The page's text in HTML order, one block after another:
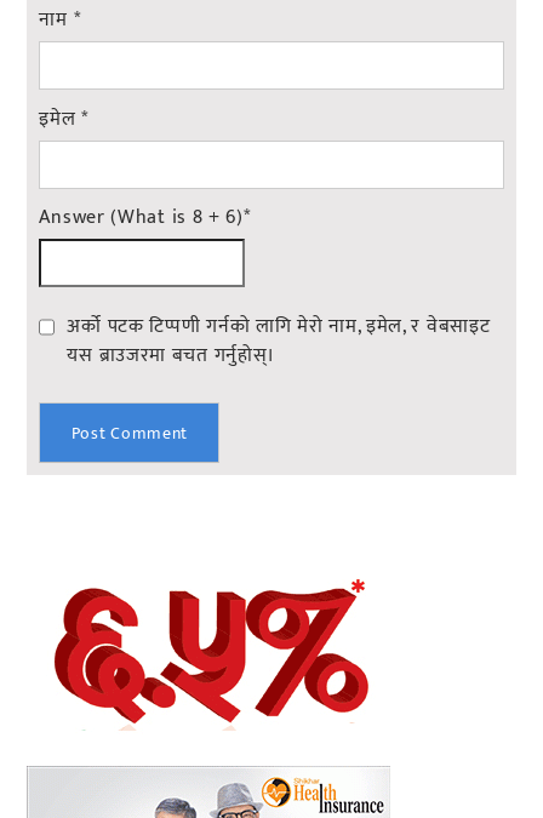
नाम *
इमेल*
Answer (What is 8 + 6)*
अर्को पटक टिप्पणी गर्नको लागि मेरो नाम, इमेल, र वेबसाइट
यस ब्राउजरमा बचत गर्नुहोस्।